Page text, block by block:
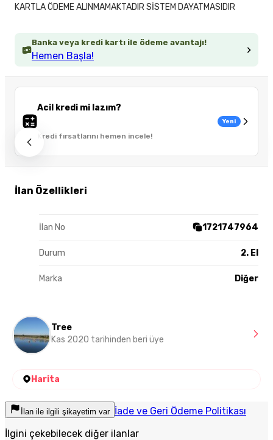
Banka veya kredi kartı ile ödeme avantajı!
Hemen Başla!
Acil kredi mi lazım?
Kredi fırsatlarını hemen incele!
Yeni
İlan Özellikleri
İlan No 1721747964
Durum 2. El
Marka Diğer
KARTLA ÖDEME ALINMAMAKTADIR SİSTEM DAYATMASIDIR
Tree
Kas 2020 tarihinden beri üye
Harita
İlan ile ilgili şikayetim var İade ve Geri Ödeme Politikası
İlgini çekebilecek diğer ilanlar